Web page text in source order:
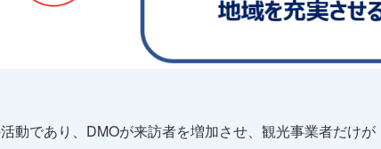
動であり、DMOが来訪者を増加させ、観光事業者だけ